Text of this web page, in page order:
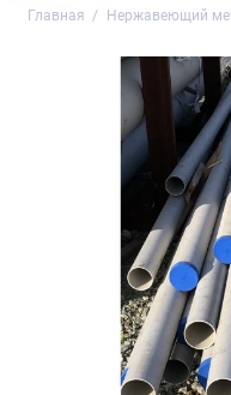
Главная Нержавеющий